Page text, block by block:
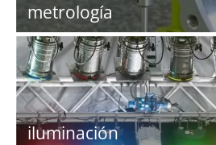
metrología
iluminación